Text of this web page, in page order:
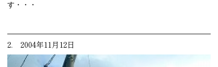
す・・・
2. 2004年11月12日